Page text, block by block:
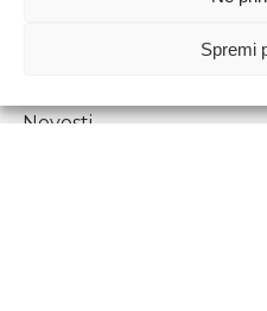
Spremi
Prenošenje sadržaja
Novosti